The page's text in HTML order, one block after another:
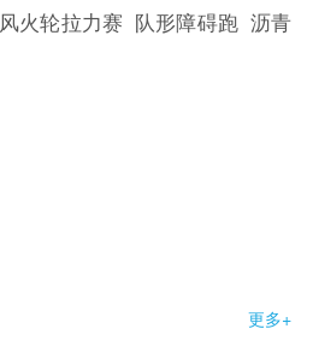
风火轮拉力赛 队形障碍跑 沥青
更多+